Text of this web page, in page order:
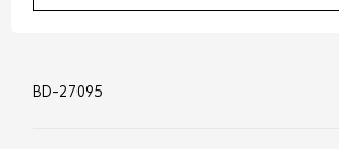
BD-27095